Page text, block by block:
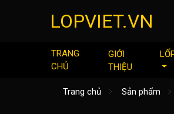
LOPVIET.VN
TRANG
CHỦ
GIỚI
THIỆU
Trang chủ Sản phẩm